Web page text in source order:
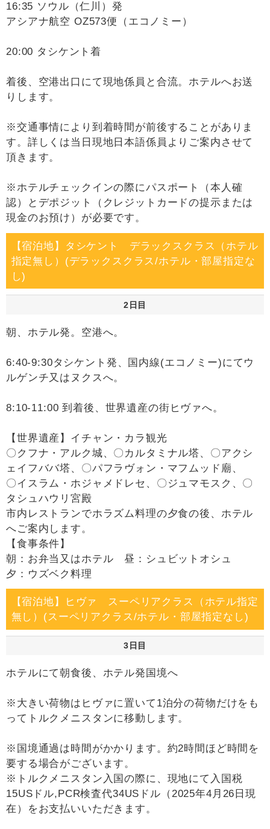
16:35 ソウル（仁川）発
アシアナ航空 OZ573便（エコノミー）
20:00 タシケント着
着後、空港出口にて現地係員と合流。ホテルへお送
りします。
※交通事情により到着時間が前後することがありま
す。詳しくは当日現地日本語係員よりご案内させて
頂きます。
※ホテルチェックインの際にパスポート（本人確
認）とデポジット（クレジットカードの提示または
現金のお預け）が必要です。
【宿泊地】タシケント デラックスクラス（ホテル
指定無し）(デラックスクラス/ホテル・部屋指定な
し)
2日目
朝、ホテル発。空港へ。
6:40-9:30タシケント発、国内線(エコノミー)にてウ
ルゲンチ又はヌクスへ。
8:10-11:00 到着後、世界遺産の街ヒヴァへ。
【世界遺産】イチャン・カラ観光
〇クフナ・アルク城、〇カルタミナル塔、〇アクシ
ェイフババ塔、〇パフラヴォン・マフムッド廟、
〇イスラム・ホジャメドレセ、〇ジュマモスク、〇
タシュハウリ宮殿
市内レストランでホラズム料理の夕食の後、ホテル
へご案内します。
【食事条件】
朝：お弁当又はホテル 昼：シュビットオシュ
夕：ウズベク料理
【宿泊地】ヒヴァ スーペリアクラス（ホテル指定
無し）(スーペリアクラス/ホテル・部屋指定なし)
3日目
ホテルにて朝食後、ホテル発国境へ
※大きい荷物はヒヴァに置いて1泊分の荷物だけをも
ってトルクメニスタンに移動します。
※国境通過は時間がかかります。約2時間ほど時間を
要する場合がございます。
※トルクメニスタン入国の際に、現地にて入国税
15USドル,PCR検査代34USドル（2025年4月26日現
在）をお支払いいただきます。